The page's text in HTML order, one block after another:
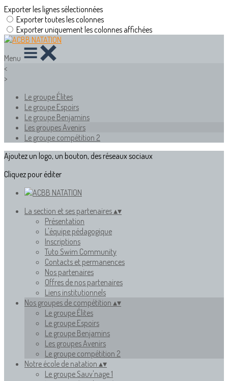
Exporter les lignes sélectionnées
Exporter toutes les colonnes
Exporter uniquement les colonnes affichées
Menu
<
>
Le groupe Élites
Le groupe Espoirs
Le groupe Benjamins
Les groupes Avenirs
Le groupe compétition 2
Ajoutez un logo, un bouton, des réseaux sociaux
Cliquez pour éditer
La section et ses partenaires▴▾
Présentation
L'équipe pédagogique
Inscriptions
Tuto Swim Community
Contacts et permanences
Nos partenaires
Offres de nos partenaires
Liens institutionnels
Nos groupes de compétition ▴▾
Le groupe Élites
Le groupe Espoirs
Le groupe Benjamins
Les groupes Avenirs
Le groupe compétition 2
Notre école de natation ▴▾
Le groupe Sauv'nage 1